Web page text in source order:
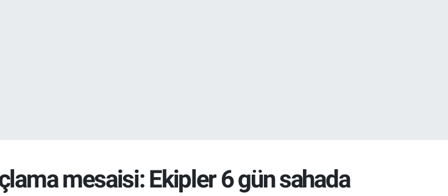
mesaisi: Ekipler 6 gün sahada